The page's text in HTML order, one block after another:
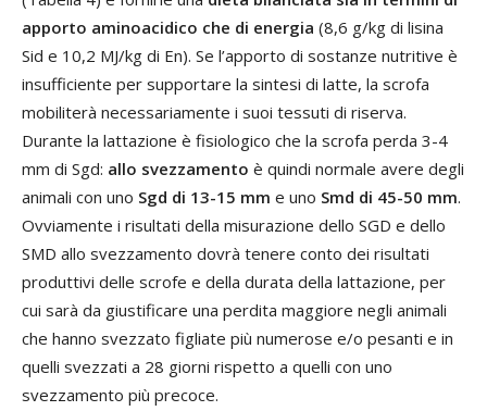
apporto aminoacidico che di energia (8,6 g/kg di lisina
Sid e 10,2 MJ/kg di En). Se l’apporto di sostanze nutritive è
insufficiente per supportare la sintesi di latte, la scrofa
mobiliterà necessariamente i suoi tessuti di riserva.
Durante la lattazione è fisiologico che la scrofa perda 3-4
mm di Sgd: allo svezzamento è quindi normale avere degli
animali con uno Sgd di 13-15 mm e uno Smd di 45-50 mm.
Ovviamente i risultati della misurazione dello SGD e dello
SMD allo svezzamento dovrà tenere conto dei risultati
produttivi delle scrofe e della durata della lattazione, per
cui sarà da giustificare una perdita maggiore negli animali
che hanno svezzato figliate più numerose e/o pesanti e in
quelli svezzati a 28 giorni rispetto a quelli con uno
svezzamento più precoce.